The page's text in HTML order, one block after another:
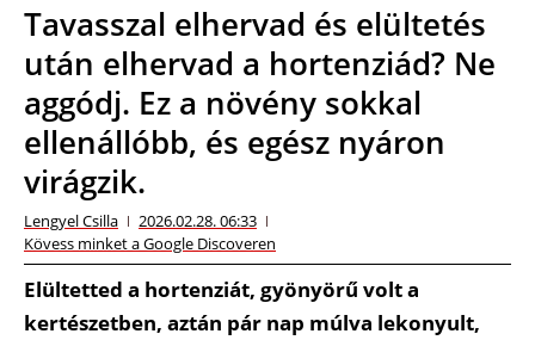
Tavasszal elhervad és elültetés
után elhervad a hortenziád? Ne
aggódj. Ez a növény sokkal
ellenállóbb, és egész nyáron
virágzik.
Lengyel Csilla
2026.02.28. 06:33
Kövess minket a Google Discoveren
Elültetted a hortenziát, gyönyörű volt a
kertészetben, aztán pár nap múlva lekonyult,